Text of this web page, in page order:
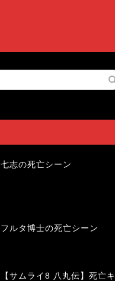
七志の死亡シーン
フルタ博士の死亡シーン
【サムライ8 八丸伝】死亡キ